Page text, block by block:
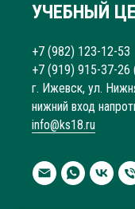
УЧЕБНЫЙ
+7 (982) 123-12-53
+7 (919) 915-37-26
г. Ижевск, ул.
нижний вход
info@ks18.ru